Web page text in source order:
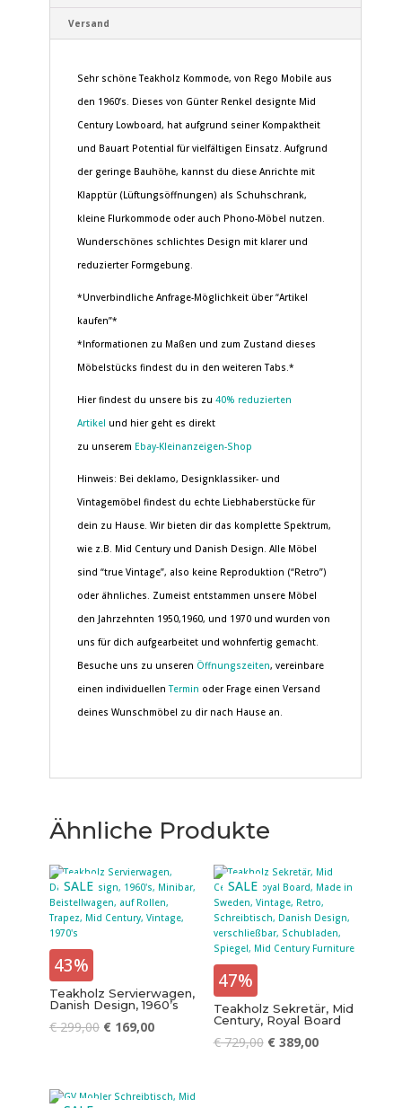
Versand
Sehr schöne Teakholz Kommode, von Rego Mobile aus
den 1960’s. Dieses von Günter Renkel designte Mid
Century Lowboard, hat aufgrund seiner Kompaktheit
und Bauart Potential für vielfältigen Einsatz. Aufgrund
der geringe Bauhöhe, kannst du diese Anrichte mit
Klapptür (Lüftungsöffnungen) als Schuhschrank,
kleine Flurkommode oder auch Phono-Möbel nutzen.
Wunderschönes schlichtes Design mit klarer und
reduzierter Formgebung.
*Unverbindliche Anfrage-Möglichkeit über “Artikel
kaufen”*
*Informationen zu Maßen und zum Zustand dieses
Möbelstücks findest du in den weiteren Tabs.*
Hier findest du unsere bis zu 40% reduzierten
Artikel und hier geht es direkt
zu unserem Ebay-Kleinanzeigen-Shop
Hinweis: Bei deklamo, Designklassiker- und
Vintagemöbel findest du echte Liebhaberstücke für
dein zu Hause. Wir bieten dir das komplette Spektrum,
wie z.B. Mid Century und Danish Design. Alle Möbel
sind “true Vintage”, also keine Reproduktion (“Retro”)
oder ähnliches. Zumeist entstammen unsere Möbel
den Jahrzehnten 1950,1960, und 1970 und wurden von
uns für dich aufgearbeitet und wohnfertig gemacht.
Besuche uns zu unseren Öffnungszeiten, vereinbare
einen individuellenTermin oder Frage einen Versand
deines Wunschmöbel zu dir nach Hause an.
Ähnliche Produkte
SALE
43%
Teakholz Servierwagen,
Danish Design, 1960’s
€299,00 €169,00
SALE
47%
Teakholz Sekretär, Mid
Century, Royal Board
€729,00 €389,00